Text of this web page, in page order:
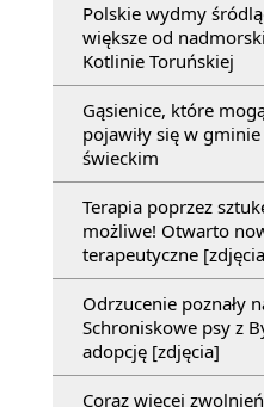
Polskie wydmy
większe od
Kotlinie Toruńskiej
Gąsienice, które
pojawiły się w
świeckim
Terapia poprzez
możliwe! Otwarto
terapeutyczne
Odrzucenie poznały
Schroniskowe psy z
adopcję [zdjęcia]
Coraz więcej